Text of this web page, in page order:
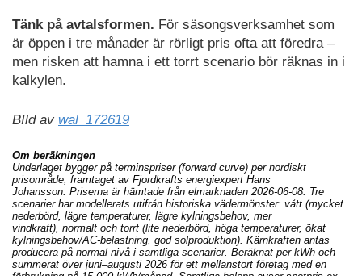
Tänk på avtalsformen. För säsongsverksamhet som
är öppen i tre månader är rörligt pris ofta att föredra –
men risken att hamna i ett torrt scenario bör räknas in i
kalkylen.
BIld av wal_172619
Om beräkningen
Underlaget bygger på terminspriser (forward curve) per nordiskt
prisområde, framtaget av Fjordkrafts energiexpert Hans
Johansson. Priserna är hämtade från elmarknaden 2026-06-08. Tre
scenarier har modellerats utifrån historiska vädermönster: vått (mycket
nederbörd, lägre temperaturer, lägre kylningsbehov, mer
vindkraft), normalt och torrt (lite nederbörd, höga temperaturer, ökat
kylningsbehov/AC-belastning, god solproduktion). Kärnkraften antas
producera på normal nivå i samtliga scenarier. Beräknat per kWh och
summerat över juni–augusti 2026 för ett mellanstort företag med en